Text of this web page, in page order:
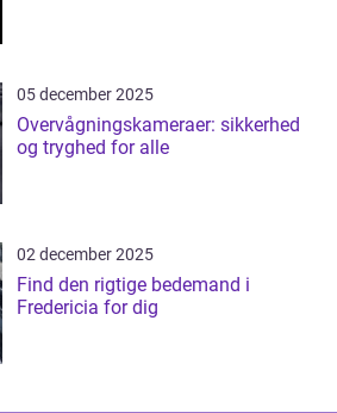
05 december 2025
Overvågningskameraer: sikkerhed
og tryghed for alle
02 december 2025
Find den rigtige bedemand i
Fredericia for dig